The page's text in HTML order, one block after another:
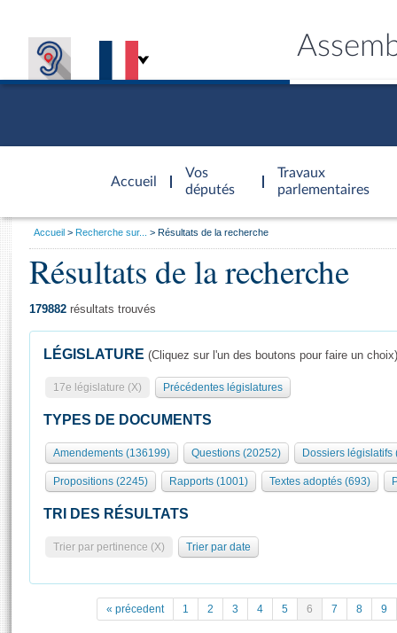
Accueil
d'accueil
Vos
députés
Travaux
parlementaires
Présidence
577 députés
Groupes politiques
Séance publique
Commissions et autres organes
Europe et International
Pétitions
Général
Rôle et pouvoirs de l'Assemblée
Organisation de l'Assemblée
Présidence Conférence des Présidents Bureau Collège des
Statistiques et chiffres clés
Documents de référence
( Constitution | Règlement de l'Assemblée ... )
Visiter l'Assemblée
Visite virtuelle du palais Bourbon
Assister à une séance
La Bibliothèque
Vous
Accueil Recherche sur... Résultats de la recherche
Résultats de la recherche
179882 résultats trouvés
LÉGISLATURE (Cliquez sur l'un des boutons pour faire un choix)
17e législature (X) Précédentes législatures
TYPES DE DOCUMENTS
Amendements (136199) Questions (20252) Dossiers législatifs
Propositions (2245) Rapports (1001) Textes adoptés (693)
TRI DES RÉSULTATS
Trier par pertinence (X) Trier par date
« précedent 1 2 3 4 5 6 7 8 9